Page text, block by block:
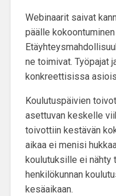
Webinaaritsaivat
päälle kokoontuminen
ne toimivat. Työpajat
konkreettisissa
Koulutuspäivien
asettuvan keskelle
toivottiin kestävän
aikaa ei menisi
koulutuksille ei nähty
henkilökunnan
kesäaikaan.